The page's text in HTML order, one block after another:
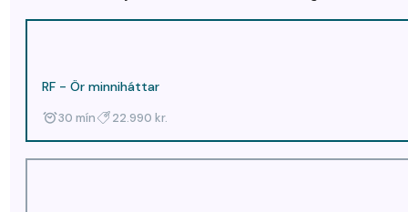
RF - Ör minniháttar
30 mín 22.990 kr.